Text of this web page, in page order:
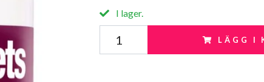
I lager.
LÄGG I